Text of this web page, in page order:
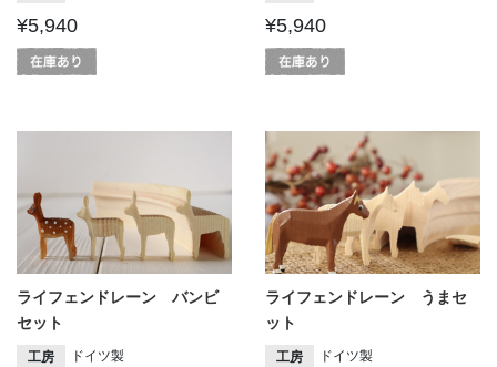
¥5,940 ¥5,940
ライフェンドレーン バンビ
セット
工房 ドイツ製
ライフェンドレーン うまセ
ット
工房 ドイツ製